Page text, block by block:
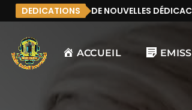
DEDICATIONS
IL N’Y A PAS DE NOUVELLES DÉDICACES
ACCUEIL